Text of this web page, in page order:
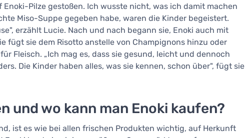
Pilze gestoßen. Ich wusste nicht, was ich damit machen
Miso-Suppe gegeben habe, waren die Kinder begeistert.
erzählt Lucie. Nach und nach begann sie, Enoki auch mit
fügt sie dem Risotto anstelle von Champignons hinzu oder
Fleisch. „Ich mag es, dass sie gesund, leicht und dennoch
Die Kinder haben alles, was sie kennen, schon über", fügt sie
und wo kann man Enoki kaufen?
ist es wie bei allen frischen Produkten wichtig, auf Herkunft